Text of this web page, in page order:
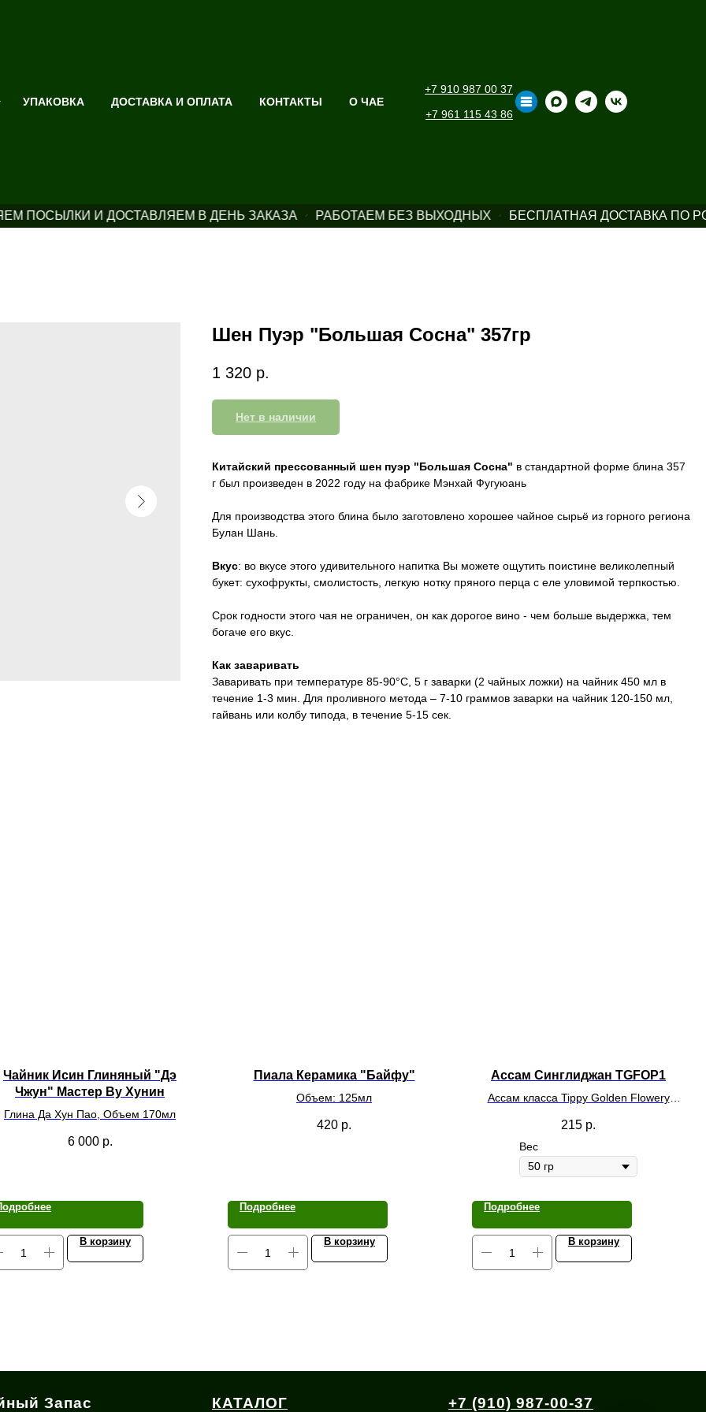
УПАКОВКА ДОСТАВКА И ОПЛАТА КОНТАКТЫ О ЧАЕ
+7 910 987 00 37
+7 961 115 43 86
ПОСЫЛКИ И ДОСТАВЛЯЕМ В ДЕНЬ ЗАКАЗА РАБОТАЕМ БЕЗ ВЫХОДНЫХ БЕСПЛАТНАЯ ДОСТАВКА ПО
Шен Пуэр "Большая Сосна" 357гр
1 320 р.
Нет в наличии
Китайский прессованный шен пуэр "Большая Сосна" в стандартной форме блина 357
г был произведен в 2022 году на фабрике Мэнхай Фугуюань
Для производства этого блина было заготовлено хорошее чайное сырьё из горного региона
Булан Шань.
Вкус: во вкусе этого удивительного напитка Вы можете ощутить поистине великолепный
букет: сухофрукты, смолистость, легкую нотку пряного перца с еле уловимой терпкостью.
Срок годности этого чая не ограничен, он как дорогое вино - чем больше выдержка, тем
богаче его вкус.
Как заваривать
Заваривать при температуре 85-90°C, 5 г заварки (2 чайных ложки) на чайник 450 мл в
течение 1-3 мин. Для проливного метода – 7-10 граммов заварки на чайник 120-150 мл,
гайвань или колбу типода, в течение 5-15 сек.
Чайник Исин Глиняный "Дэ
Чжун" Мастер Ву Хунин
Глина Да Хун Пао, Объем 170мл
6 000 р.
В корзину
Пиала Керамика "Байфу"
Объем: 125мл
420 р.
Подробнее
В корзину
Ассам Синглиджан TGFOP1
Ассам класса Tippy Golden Flowery
215 р.
Вес
Подробнее
В корзину
Запас КАТАЛОГ +7 (910) 987-00-37